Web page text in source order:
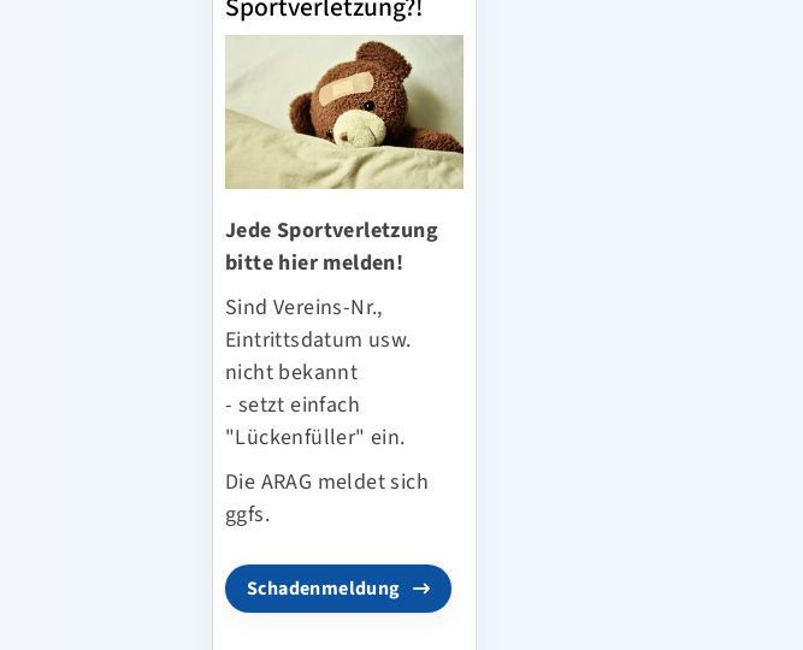
Jede Sportverletzung
bitte hier melden!
Sind Vereins-Nr.,
Eintrittsdatum usw.
nicht bekannt
- setzt einfach
"Lückenfüller" ein.
Die ARAG meldet sich
ggfs.
Schadenmeldung